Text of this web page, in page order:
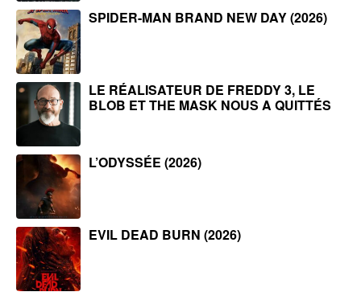
SPIDER-MAN BRAND NEW DAY (2026)
LE RÉALISATEUR DE FREDDY 3, LE
BLOB ET THE MASK NOUS A QUITTÉS
L’ODYSSÉE (2026)
EVIL DEAD BURN (2026)